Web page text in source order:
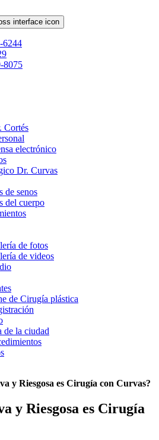
6244
8075
Cortés
electrónico
Dr. Curvas
de senos
del cuerpo
de fotos
de videos
de Cirugía plástica
de la ciudad
y Riesgosa es Cirugía con Curvas?
y Riesgosa es Cirugía